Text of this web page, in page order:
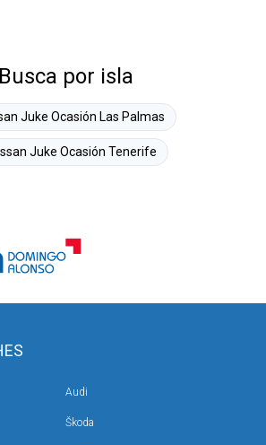
Busca por isla
Juke Ocasión Las Palmas
Juke Ocasión Tenerife
Audi
Škoda